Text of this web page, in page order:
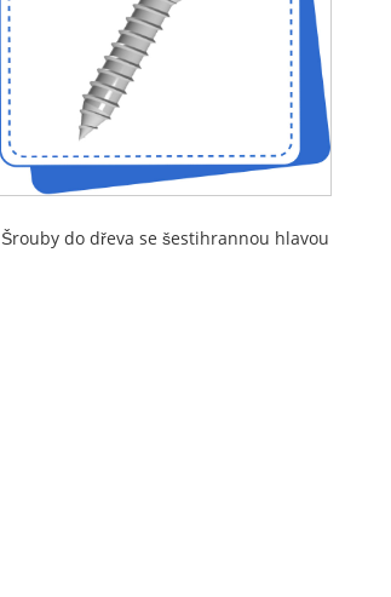
Šrouby do dřeva se šestihrannou hlavou